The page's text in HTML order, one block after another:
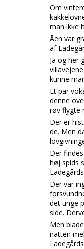
Om
man ikke
Åen var
af
Ja og her
kunne
Et par
denne
røv flygte
Der er
de. Men
Der
høj spids
Der var
det unge
side.
Men
natten